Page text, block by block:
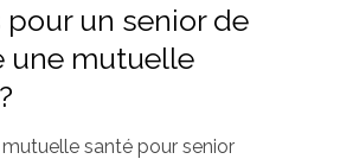
pour un senior de
une mutuelle
santé pour senior